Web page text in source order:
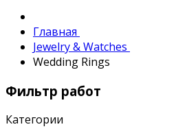
Главная
Jewelry & Watches
Wedding Rings
Фильтр работ
Категории